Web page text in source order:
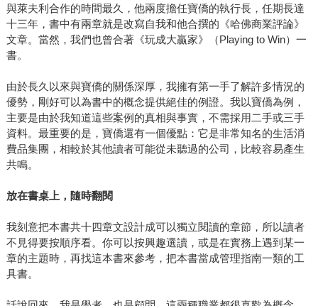
與萊夫利合作的時間最久，他兩度擔任寶僑的執行長，任期長達
十三年，書中有兩章就是改寫自我和他合撰的《哈佛商業評論》
文章。當然，我們也曾合著《玩成大贏家》（Playing to Win）一
書。
由於長久以來與寶僑的關係深厚，我擁有第一手了解許多情況的
優勢，剛好可以為書中的概念提供絕佳的例證。我以寶僑為例，
主要是由於我知道這些案例的真相與事實，不需採用二手或三手
資料。最重要的是，寶僑還有一個優點：它是非常知名的生活消
費品集團，相較於其他讀者可能從未聽過的公司，比較容易產生
共鳴。
放在書桌上，隨時翻閱
我刻意把本書共十四章文設計成可以獨立閱讀的章節，所以讀者
不見得要按順序看。你可以按興趣選讀，或是在實務上遇到某一
章的主題時，再找這本書來參考，把本書當成管理指南一類的工
具書。